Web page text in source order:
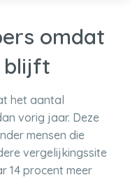
omdat
blijft
het aantal
vorig jaar. Deze
mensen die
vergelijkingssite
14 procent meer